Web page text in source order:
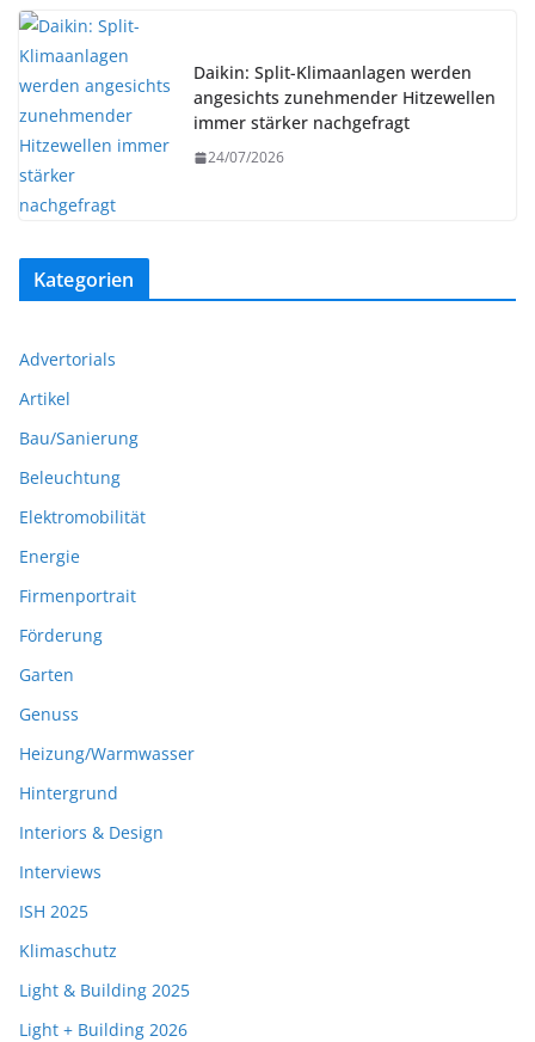
Daikin: Split-Klimaanlagen werden
angesichts zunehmender Hitzewellen
immer stärker nachgefragt
24/07/2026
Kategorien
Advertorials
Artikel
Bau/Sanierung
Beleuchtung
Elektromobilität
Energie
Firmenportrait
Förderung
Garten
Genuss
Heizung/Warmwasser
Hintergrund
Interiors & Design
Interviews
ISH 2025
Klimaschutz
Light & Building 2025
Light + Building 2026